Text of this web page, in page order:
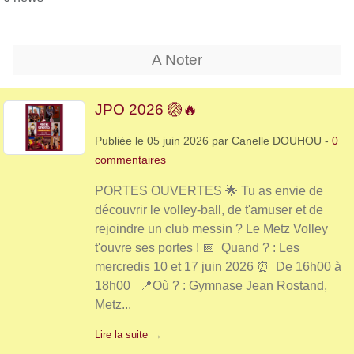
A Noter
JPO 2026 🏐🔥
Publiée le 05 juin 2026 par Canelle DOUHOU - 0
commentaires
PORTES OUVERTES 🌟 Tu as envie de
découvrir le volley-ball, de t'amuser et de
rejoindre un club messin ? Le Metz Volley
t'ouvre ses portes ! 📅 Quand ? : Les
mercredis 10 et 17 juin 2026 ⏰ De 16h00 à
18h00 📍Où ? : Gymnase Jean Rostand,
Metz...
Lire la suite